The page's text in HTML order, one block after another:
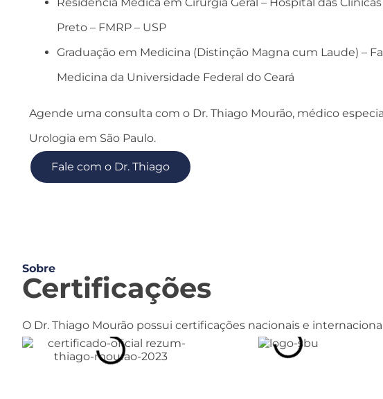
Preto – FMRP – USP
Graduação em Medicina (Distinção Magna cum Laude) –
Medicina da Universidade Federal do Ceará
Agende uma consulta com o Dr. Thiago Mourão, médico
Urologia em São Paulo.
Fale com o Dr. Thiago
Sobre
Certificações
O Dr. Thiago Mourão possui certificações nacionais e